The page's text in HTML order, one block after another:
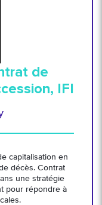
de
IFI
capitalisation en
décès. Contrat
une stratégie
pour répondre à